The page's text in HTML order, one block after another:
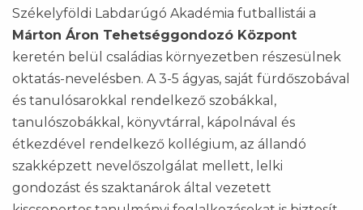
Székelyföldi Labdarúgó Akadémia futballistái a
Márton Áron Tehetséggondozó Központ
keretén belül családias környezetben részesülnek
oktatás-nevelésben. A 3-5 ágyas, saját fürdőszobával
és tanulósarokkal rendelkező szobákkal,
tanulószobákkal, könyvtárral, kápolnával és
étkezdével rendelkező kollégium, az állandó
szakképzett nevelőszolgálat mellett, lelki
gondozást és szaktanárok által vezetett